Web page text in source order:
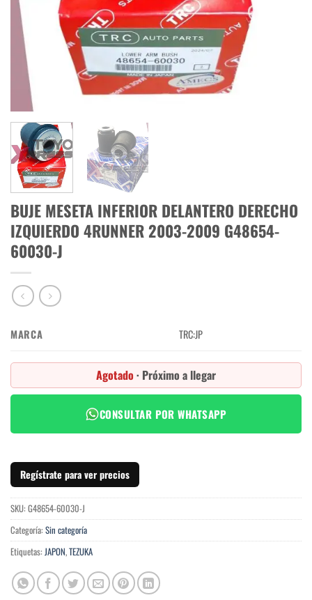
BUJE MESETA INFERIOR DELANTERO DERECHO
IZQUIERDO 4RUNNER 2003-2009 G48654-
60030-J
MARCA TRC:JP
Agotado · Próximo a llegar
CONSULTAR POR WHATSAPP
Regístrate para ver precios
SKU: G48654-60030-J
Categoría: Sin categoría
Etiquetas: JAPON,TEZUKA